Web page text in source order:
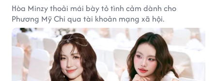
Hòa Minzy thoải mái bày tỏ tình cảm dành cho
Phương Mỹ Chi qua tài khoản mạng xã hội.